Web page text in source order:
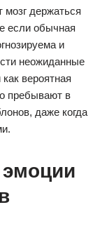
мозг держаться
если обычная
и
неожиданные
вероятная
пребывают в
даже когда